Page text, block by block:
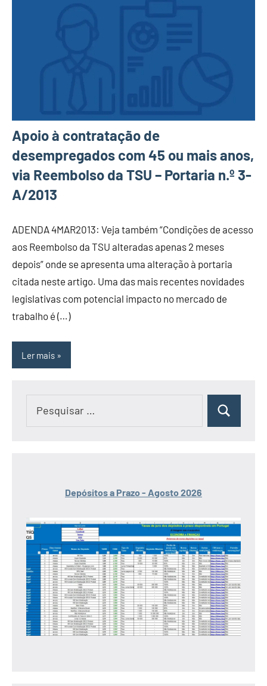
Apoio à contratação de
desempregados com 45 ou mais anos,
via Reembolso da TSU – Portaria n.º 3-
A/2013
ADENDA 4MAR2013: Veja também “Condições de acesso
aos Reembolso da TSU alteradas apenas 2 meses
depois” onde se apresenta uma alteração à portaria
citada neste artigo. Uma das mais recentes novidades
legislativas com potencial impacto no mercado de
trabalho é (…)
Ler mais
Pesquisar
Depósitos a Prazo - Agosto 2026